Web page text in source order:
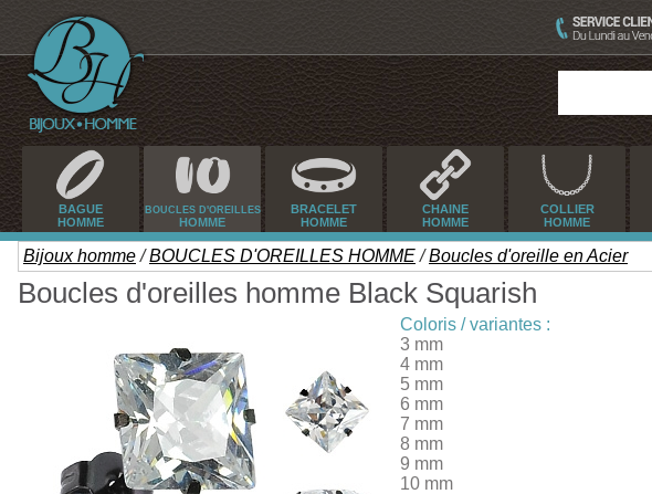
BAGUE
HOMME
BOUCLES D'OREILLES
HOMME
BRACELET
HOMME
CHAINE
HOMME
COLLIER
HOMME
Bijoux homme/BOUCLES D'OREILLES HOMME/Boucles d'oreille en Acier
Boucles d'oreilles homme Black Squarish
Coloris / variantes :
3 mm
4 mm
5 mm
6 mm
7 mm
8 mm
9 mm
10 mm